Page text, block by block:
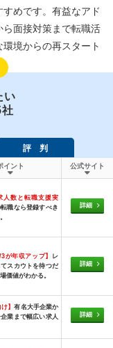
めです。有益なアド
面接対策まで転職活
境からの再スタート
い
評 判
イント 公式サイト
人数と転職支援実
職なら登録すべき
詳細
3が年収アップ】
レ
スカウトを待つだ
価値がわかる。
詳細
け】有名大手企業か
業まで幅広い求人
詳細